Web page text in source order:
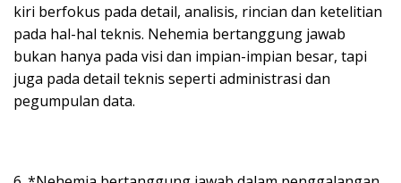
kiri berfokus pada detail, analisis, rincian dan ketelitian
pada hal-hal teknis. Nehemia bertanggung jawab
bukan hanya pada visi dan impian-impian besar, tapi
juga pada detail teknis seperti administrasi dan
pegumpulan data.